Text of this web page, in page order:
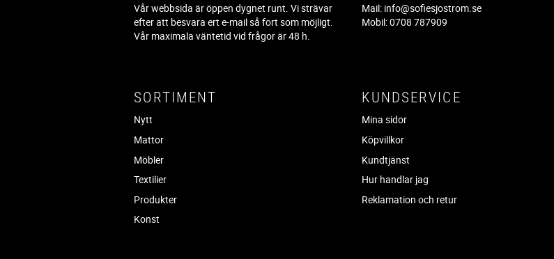
Vår webbsida är öppen dygnet runt. Vi strävar
efter att besvara ert e-mail så fort som möjligt.
Vår maximala väntetid vid frågor är 48 h.
Mail: info@sofiesjostrom.se
Mobil: 0708 787909
SORTIMENT
Nytt
Mattor
Möbler
Textilier
Produkter
Konst
KUNDSERVICE
Mina sidor
Köpvillkor
Kundtjänst
Hur handlar jag
Reklamation och retur